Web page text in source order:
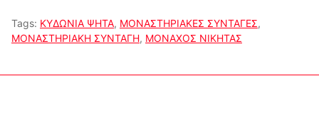
Tags: ΚΥΔΩΝΙΑ ΨΗΤΑ, ΜΟΝΑΣΤΗΡΙΑΚΕΣ ΣΥΝΤΑΓΕΣ,
ΜΟΝΑΣΤΗΡΙΑΚΗ ΣΥΝΤΑΓΗ, ΜΟΝΑΧΟΣ ΝΙΚΗΤΑΣ